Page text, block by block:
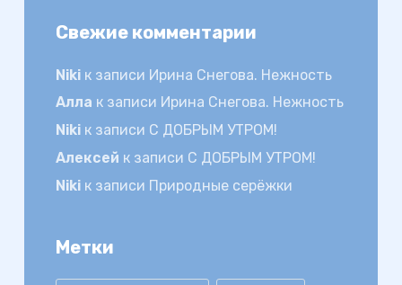
Свежие комментарии
Nikiк записи Ирина Снегова. Нежность
Алла к записи Ирина Снегова. Нежность
Nikiк записи С ДОБРЫМ УТРОМ!
Алексей к записи С ДОБРЫМ УТРОМ!
Nikiк записи Природные серёжки
Метки